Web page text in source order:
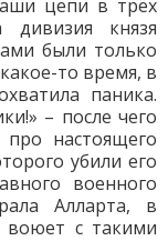
цепи в трёх
князя
были только
то время, в
паника.
– после чего
настоящего
убили его
военного
Алларта, в
воюет с такими